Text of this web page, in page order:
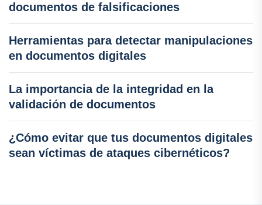
documentos de falsificaciones
Herramientas para detectar manipulaciones
en documentos digitales
La importancia de la integridad en la
validación de documentos
¿Cómo evitar que tus documentos digitales
sean víctimas de ataques cibernéticos?